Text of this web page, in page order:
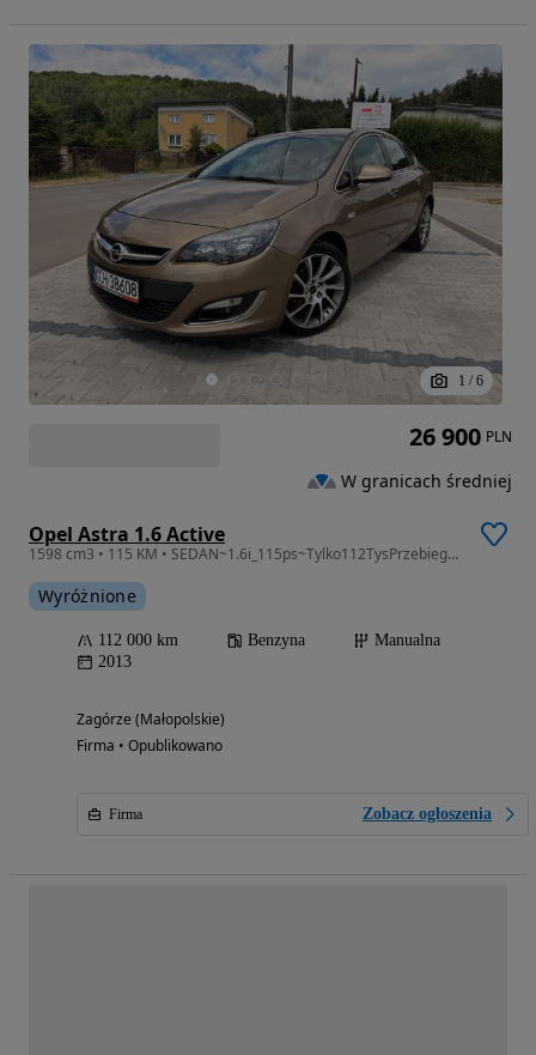
1 / 6
Opel Astra 1.6 Active
1598 cm3 • 115 KM • SEDAN~1.6i_115ps~Tylko112TysPrzebiegu~Serwisowana~ALU.18~UNIKAT
Wyróżnione
112 000 km Benzyna
Manualna
2013
Zagórze (Małopolskie)
Firma • Opublikowano
Firma Zobacz ogłoszenia
26 900 PLN
W granicach średniej